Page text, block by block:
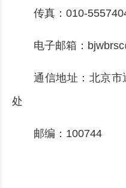
传真：010-
电子邮箱：
通信地址：北京
处
邮编：